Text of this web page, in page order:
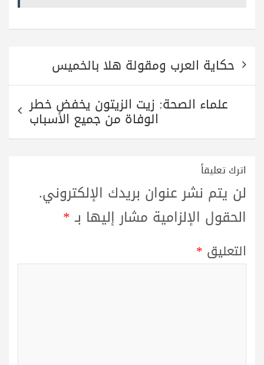
المقالات
حكاية العرب ومقولة هلا بالخميس
علماء الصحة: زيت الزيتون يخفض خطر
الوفاة من جميع الأسباب
اترك تعليقاً
لن يتم نشر عنوان بريدك الإلكتروني.
الحقول الإلزامية مشار إليها بـ*
التعليق *